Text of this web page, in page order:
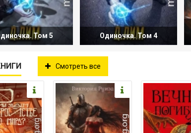
Том 5 Одиночка. Том 4
Смотреть все